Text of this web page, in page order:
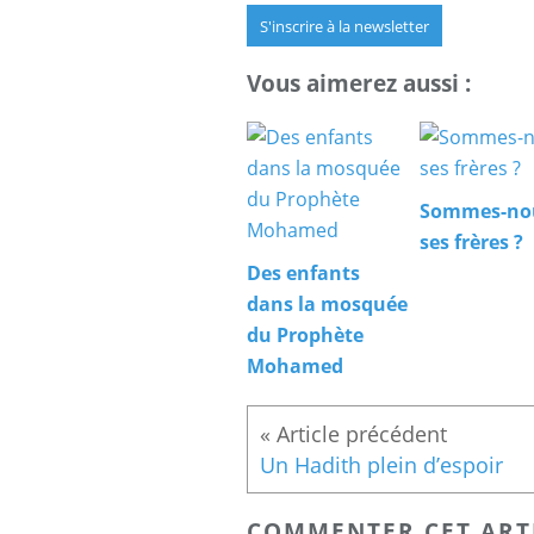
S'inscrire à la newsletter
Vous aimerez aussi :
Des enfants
dans la mosquée
du Prophète
Mohamed
Sommes-
ses frères ?
Un Hadith plein d’espoir